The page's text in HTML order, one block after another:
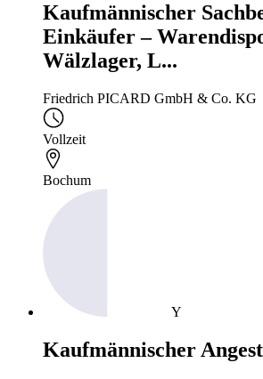
Kaufmännischer
Einkäufer –
Wälzlager, L...
Friedrich PICARD GmbH & Co. KG
Vollzeit
Bochum
Y
Kaufmännischer